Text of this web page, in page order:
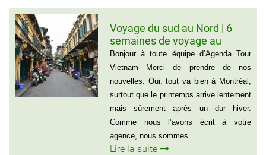
Voyage du sud au Nord | 6
semaines de voyage au
Vietnam – Madame
Marguerite Côté et Monsieur
Gérald Lafleur – 001 514-355-
9066
Bonjour à toute équipe d’Agenda Tour
Vietnam Merci de prendre de nos
nouvelles. Oui, tout va bien à Montréal,
surtout que le printemps arrive lentement
mais sûrement après un dur hiver.
Comme nous l’avons écrit à votre
agence, nous sommes...
Lire la suite